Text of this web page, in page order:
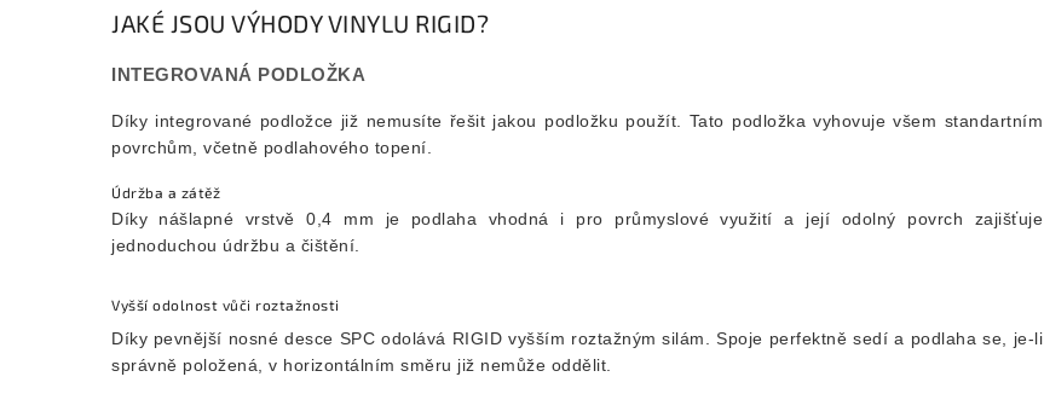
JAKÉ JSOU VÝHODY VINYLU RIGID?
INTEGROVANÁ PODLOŽKA
Díky integrované podložce již nemusíte řešit jakou podložku použít. Tato podložka vyhovuje všem standartním
povrchům, včetně podlahového topení.
Údržba a zátěž
Díky nášlapné vrstvě 0,4 mm je podlaha vhodná i pro průmyslové využití a její odolný povrch zajišťuje
jednoduchou údržbu a čištění.
Vyšší odolnost vůči roztažnosti
Díky pevnější nosné desce SPC odolává RIGID vyšším roztažným silám. Spoje perfektně sedí a podlaha se, je-li
správně položená, v horizontálním směru již nemůže oddělit.